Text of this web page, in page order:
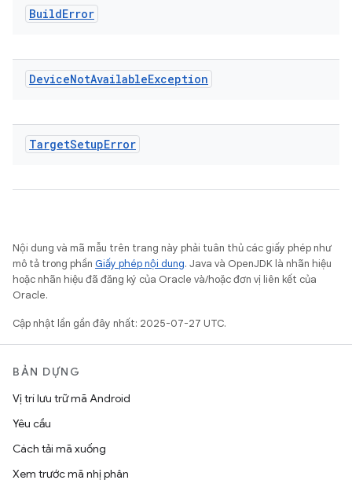
BuildError
DeviceNotAvailableException
TargetSetupError
Nội dung và mã mẫu trên trang này phải tuân thủ các giấy phép như
mô tả trong phần Giấy phép nội dung. Java và OpenJDK là nhãn hiệu
hoặc nhãn hiệu đã đăng ký của Oracle và/hoặc đơn vị liên kết của
Oracle.
Cập nhật lần gần đây nhất: 2025-07-27 UTC.
BẢN DỰNG
Vị trí lưu trữ mã Android
Yêu cầu
Cách tải mã xuống
Xem trước mã nhị phân